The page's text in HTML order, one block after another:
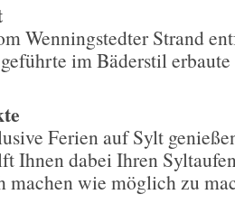
Wenningstedter Strand
im Bäderstil
Ferien auf Sylt
Ihnen dabei Ihren
machen wie möglich zu